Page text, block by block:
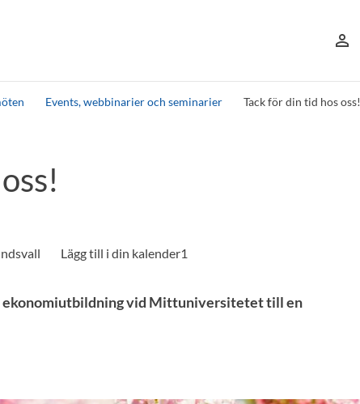
person_outline
Events, webbinarier och seminarier Tack för din tid hos oss!
ekonomiutbildning vid Mittuniversitetet till en